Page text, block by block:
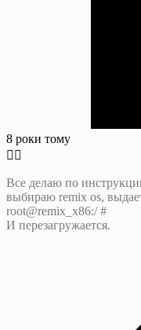
8 роки тому
Все делаю по
выбираю remix os,
root@remix_x86:/ #
И перезагружается.